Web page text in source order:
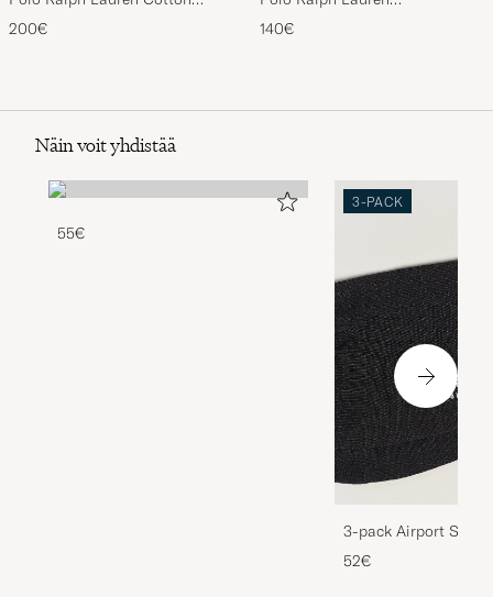
Polo Ralph Lauren Cotton
Cable Pullover Hunter Navy
200€
Polo Ralph Lauren
Featherweight Mesh Shirt
140€
Näin voit yhdistää
55€
3-PACK
3-pack Airport
Melange
52€